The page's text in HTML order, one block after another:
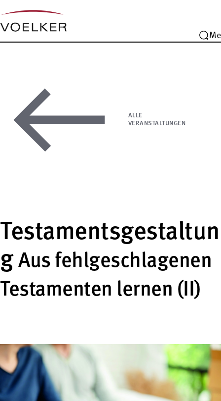
ALLE
VERANSTALTUNGEN
Testamentsgestaltun
g Aus fehlgeschlagenen
Testamenten lernen (II)